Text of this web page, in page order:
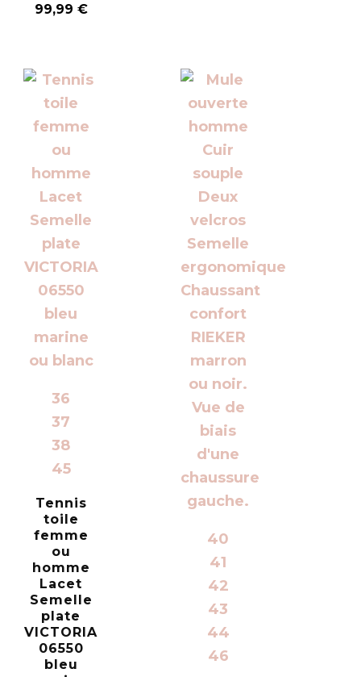
99,99 €
36
37
38
45
Tennis
toile
femme
ou
homme
Lacet
Semelle
plate
VICTORIA
06550
bleu
40
41
42
43
44
46